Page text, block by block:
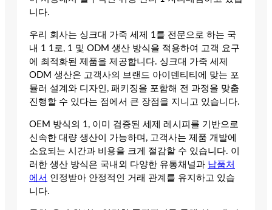
니다.
우리 회사는 싱크대 가죽 세제 1를 전문으로 하는 국
내 1 1로, 1 및 ODM 생산 방식을 적용하여 고객 요구
에 최적화된 제품을 제공합니다. 싱크대 가죽 세제
ODM 생산은 고객사의 브랜드 아이덴티티에 맞는 포
뮬러 설계와 디자인, 패키징을 포함해 전 과정을 맞춤
진행할 수 있다는 점에서 큰 장점을 지니고 있습니다.
OEM 방식의 1, 이미 검증된 세제 레시피를 기반으로
신속한 대량 생산이 가능하며, 고객사는 제품 개발에
소요되는 시간과 비용을 크게 절감할 수 있습니다. 이
러한 생산 방식은 국내외 다양한 유통채널과 납품처
에서 인정받아 안정적인 거래 관계를 유지하고 있습
니다.